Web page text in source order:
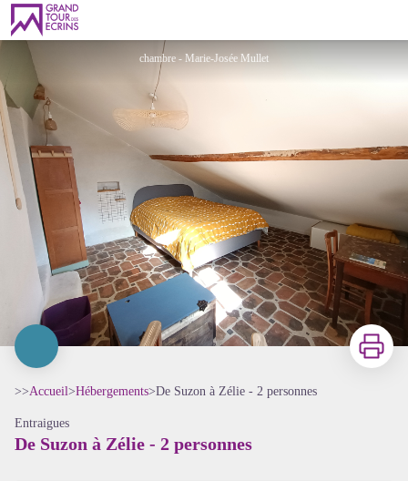
De Suzon à Zélie - 2 personnes
chambre - Marie-Josée Mullet
Imprimer
>>Accueil>Hébergements>De Suzon à Zélie - 2 personnes
Entraigues
De Suzon à Zélie - 2 personnes